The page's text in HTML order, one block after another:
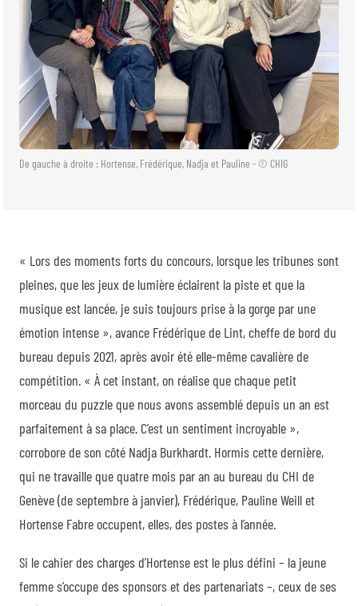
De gauche à droite : Hortense, Frédérique, Nadja et Pauline - © CHIG
« Lors des moments forts du concours, lorsque les tribunes sont
pleines, que les jeux de lumière éclairent la piste et que la
musique est lancée, je suis toujours prise à la gorge par une
émotion intense », avance Frédérique de Lint, cheffe de bord du
bureau depuis 2021, après avoir été elle-même cavalière de
compétition. « À cet instant, on réalise que chaque petit
morceau du puzzle que nous avons assemblé depuis un an est
parfaitement à sa place. C’est un sentiment incroyable »,
corrobore de son côté Nadja Burkhardt. Hormis cette dernière,
qui ne travaille que quatre mois par an au bureau du CHI de
Genève (de septembre à janvier), Frédérique, Pauline Weill et
Hortense Fabre occupent, elles, des postes à l’année.
Si le cahier des charges d’Hortense est le plus défini – la jeune
femme s’occupe des sponsors et des partenariats –, ceux de ses